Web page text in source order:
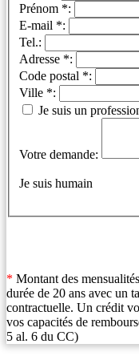
Prénom *:
E-mail *:
Tel.:
Adresse *:
Code postal *:
Ville *:
Je suis un
Votre demande:
Je suis humain
* Montant des
durée de 20 ans avec un
contractuelle. Un crédit
vos capacités de
5 al. 6 du CC)